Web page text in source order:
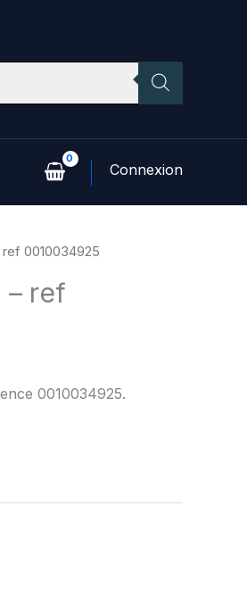
ref 0010034925
– ref
0010034925.